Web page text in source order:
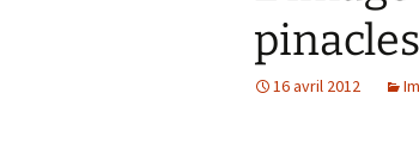
16 avril 2012